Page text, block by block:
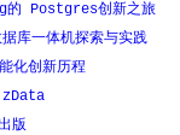
的 Postgres创新之旅
库一体机探索与实践
化创新历程
zData
版